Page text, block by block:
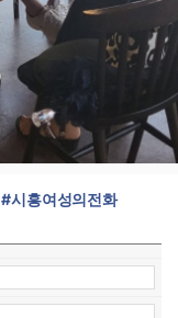
#시흥여성의전화